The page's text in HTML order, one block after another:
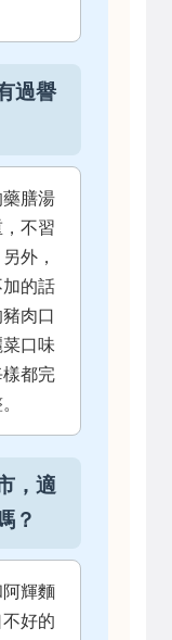
過譽
膳湯
不習
外，
的話
肉口
口味
都完
，適
？
輝麵
好的